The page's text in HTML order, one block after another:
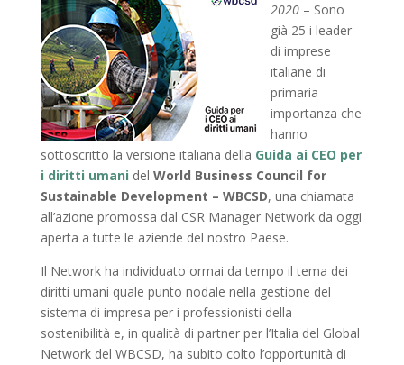
2020 – Sono
già 25 i leader
di imprese
italiane di
primaria
importanza che
hanno
sottoscritto la versione italiana della Guida ai CEO per
i diritti umani del World Business Council for
Sustainable Development – WBCSD, una chiamata
all’azione promossa dal CSR Manager Network da oggi
aperta a tutte le aziende del nostro Paese.
Il Network ha individuato ormai da tempo il tema dei
diritti umani quale punto nodale nella gestione del
sistema di impresa per i professionisti della
sostenibilità e, in qualità di partner per l’Italia del Global
Network del WBCSD, ha subito colto l’opportunità di